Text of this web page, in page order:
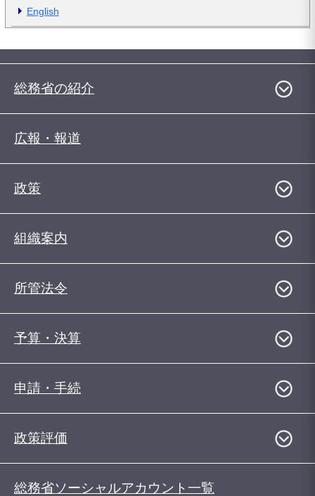
English
総務省の紹介
広報・報道
政策
組織案内
所管法令
予算・決算
申請・手続
政策評価
総務省ソーシャルアカウント一覧